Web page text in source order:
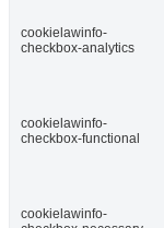
cookielawinfo-
checkbox-analytics
cookielawinfo-
checkbox-functional
cookielawinfo-